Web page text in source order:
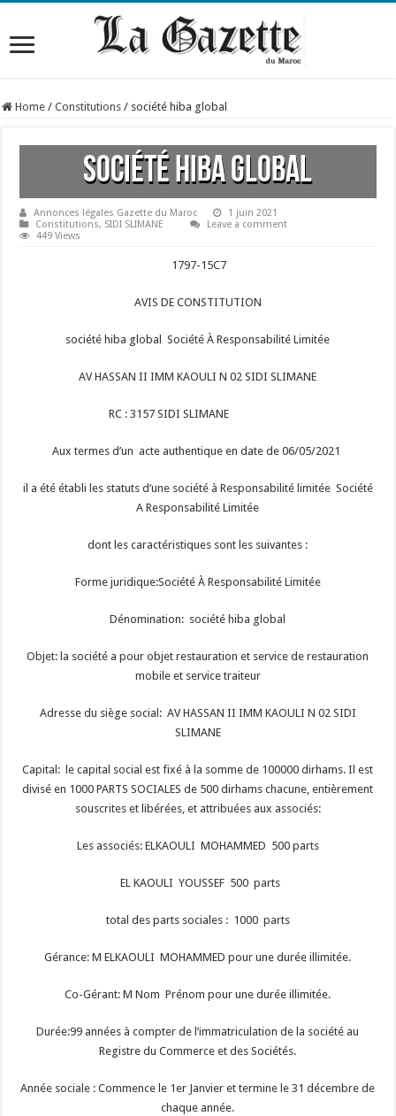
Home / Constitutions / société hiba global
société hiba global
Annonces légales Gazette du Maroc
1 juin 2021
Constitutions, SIDI SLIMANE
Leave a comment
449 Views
1797-15C7
AVIS DE CONSTITUTION
société hiba global Société À Responsabilité Limitée
AV HASSAN II IMM KAOULI N 02 SIDI SLIMANE
RC : 3157 SIDI SLIMANE
Aux termes d’un acte authentique en date de 06/05/2021
il a été établi les statuts d’une société à Responsabilité limitée Société
A Responsabilité Limitée
dont les caractéristiques sont les suivantes :
Forme juridique:Société À Responsabilité Limitée
Dénomination: société hiba global
Objet: la société a pour objet restauration et service de restauration
mobile et service traiteur
Adresse du siège social: AV HASSAN II IMM KAOULI N 02 SIDI
SLIMANE
Capital: le capital social est fixé à la somme de 100000 dirhams. Il est
divisé en 1000 PARTS SOCIALES de 500 dirhams chacune, entièrement
souscrites et libérées, et attribuées aux associés:
Les associés: ELKAOULI MOHAMMED 500 parts
EL KAOULI YOUSSEF 500 parts
total des parts sociales : 1000 parts
Gérance: M ELKAOULI MOHAMMED pour une durée illimitée.
Co-Gérant: M Nom Prénom pour une durée illimitée.
Durée:99 années à compter de l’immatriculation de la société au
Registre du Commerce et des Sociétés.
Année sociale : Commence le 1er Janvier et termine le 31 décembre de
chaque année.